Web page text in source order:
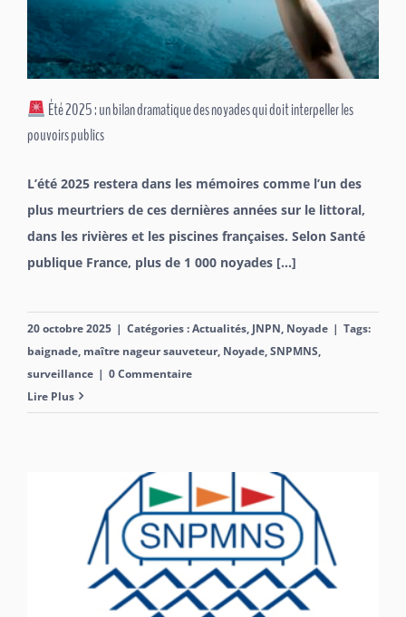
Été 2025 : un bilan dramatique des noyades qui doit interpeller les
pouvoirs publics
L’été 2025 restera dans les mémoires comme l’un des
plus meurtriers de ces dernières années sur le littoral,
dans les rivières et les piscines françaises. Selon Santé
publique France, plus de 1 000 noyades [...]
20 octobre 2025 | Catégories :Actualités, JNPN, Noyade | Tags:
baignade, maître nageur sauveteur, Noyade,SNPMNS,
surveillance | 0 Commentaire
Lire Plus